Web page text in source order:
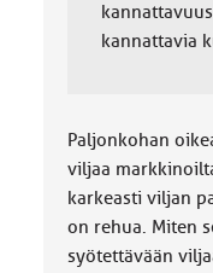
kannattavia
Paljonkohan
viljaa
karkeasti viljan
on rehua. Miten
syötettävään